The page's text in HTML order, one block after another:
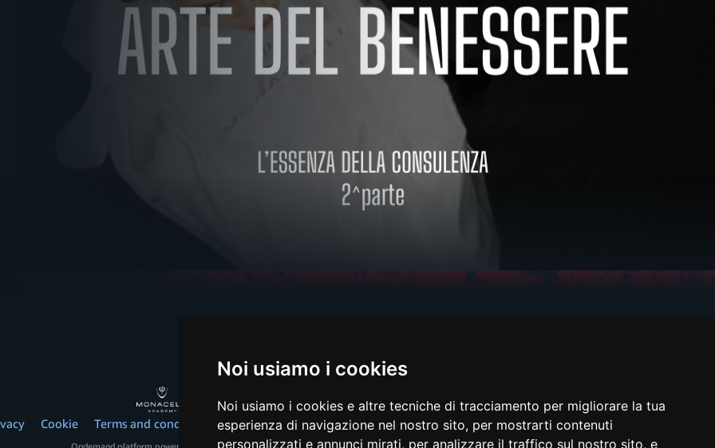
Noi usiamo i cookies
Noi usiamo i cookies e altre tecniche di tracciamento per migliorare la tua
esperienza di navigazione nel nostro sito, per mostrarti contenuti
personalizzati e annunci mirati, per analizzare il traffico sul nostro sito, e
Cookie Terms and conditions © 2026, Monacelli Italy Srl